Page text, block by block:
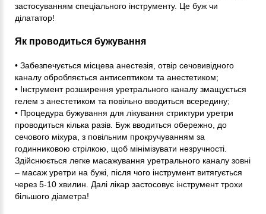
застосуванням спеціального інструменту. Це буж чи
ділататор!
Як проводиться бужування
• Забезпечується місцева анестезія, отвір сечовивідного
каналу обробляється антисептиком та анестетиком;
• Інструмент розширення уретрального каналу змащується
гелем з анестетиком та повільно вводиться всередину;
• Процедура бужування для лікування стриктури уретри
проводиться кілька разів. Буж вводиться обережно, до
сечового міхура, з повільним прокручуванням за
годинниковою стрілкою, щоб мінімізувати незручності.
Здійснюється легке масажування уретрального каналу зовні
– масаж уретри на бужі, після чого інструмент витягується
через 5-10 хвилин. Далі лікар застосовує інструмент трохи
більшого діаметра!